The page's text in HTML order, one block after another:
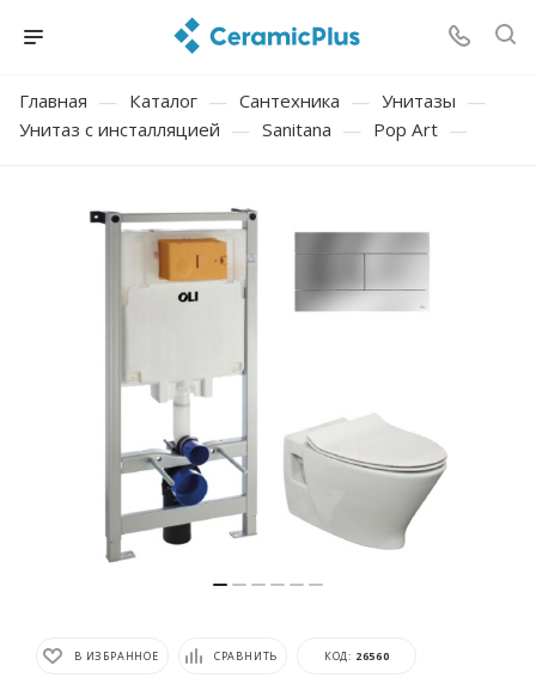
Главная — Каталог — Сантехника — Унитазы —
Унитаз с инсталляцией — Sanitana — Pop Art —
В ИЗБРАННОЕ СРАВНИТЬ КОД: 26560